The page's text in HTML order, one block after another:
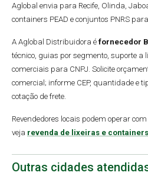
Aglobal envia para Recife, Olinda,
containers PEAD e conjuntos PNRS
A Aglobal Distribuidora é fornecedor
técnico, guias por segmento, suporte a
comerciais para CNPJ. Solicite
comercial; informe CEP, quantidade e
cotação de frete.
Revendedores locais podem operar
veja revenda de lixeiras e containers
Outras cidades